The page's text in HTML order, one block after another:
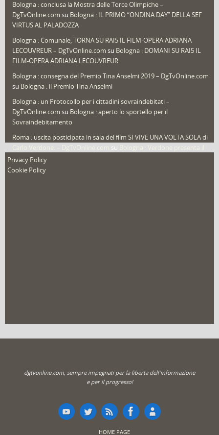
Redazioni(1.050)
Speciali (22)
Sport
That's Bologna Magazine(25)
Video (archivio) (263)
Bologna : conclusa la Mostra delle Torce Olimpiche –
DgTvOnline.com su Bologna : IL PRIMO “ONDINA DAY” DELLA SEF
VIRTUS AL PALADOZZA
Bologna : Comunale, TORNA SU RAI5 IL FILM-OPERA ADRIANA
LECOUVREUR – DgTvOnline.com su Bologna : DOMANI SU RAI5 IL
FILM-OPERA ADRIANA LECOUVREUR
Bologna : consegna del Premio Tina Anselmi 2019 – DgTvOnline.com
su Bologna : il Premio Tina Anselmi
Bologna : un Protocollo per i cittadini sovraindebitati –
DgTvOnline.com su Bologna : aperto lo sportello per il
Sovraindebitamento
Roma : uscita posticipata in sala del film SI VIVE UNA VOLTA SOLA di
su
nuovo film
Privacy Policy
Cookie Policy
dgtvonline.com, sempre impegnati per la liberta dell'informazione
e per il progresso!
HOME PAGE